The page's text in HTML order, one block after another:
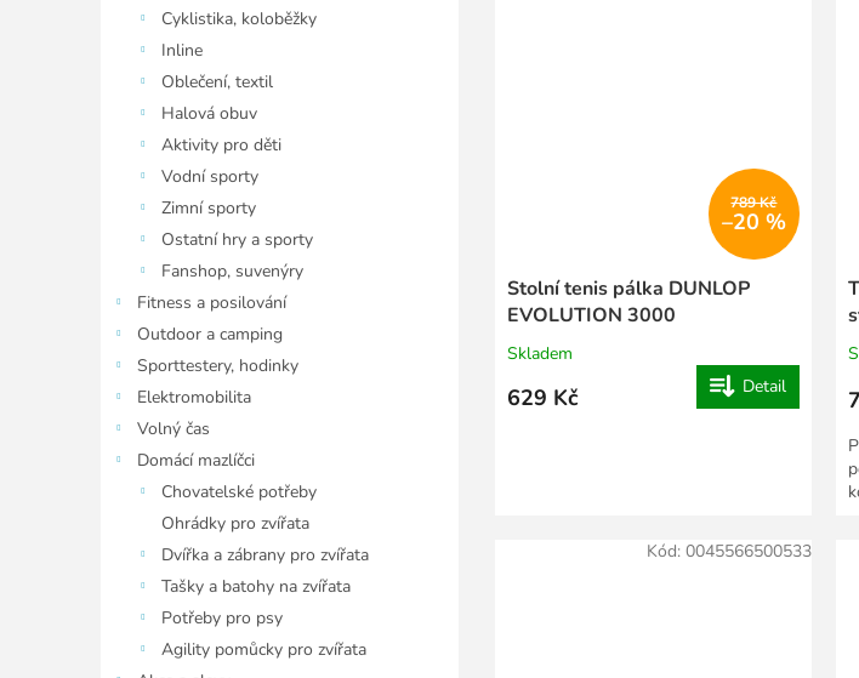
Cyklistika, koloběžky
Inline
Oblečení, textil
Halová obuv
Aktivity pro děti
Vodní sporty
Zimní sporty
Ostatní hry a sporty
Fanshop, suvenýry
Fitness a posilování
Outdoor a camping
Sporttestery, hodinky
Elektromobilita
Volný čas
Domácí mazlíčci
Chovatelské potřeby
Ohrádky pro zvířata
Dvířka a zábrany pro zvířata
Tašky a batohy na zvířata
Potřeby pro psy
Agility pomůcky pro zvířata
789 Kč
–20 %
Stolní tenis pálka DUNLOP
EVOLUTION 3000
Skladem
629 Kč Detail
Kód: 0045566500533